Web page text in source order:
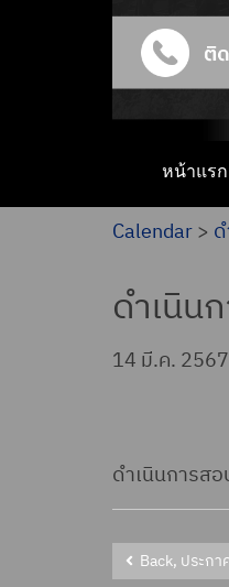
หน้าแรก
Calendar>
ดำเนิน
14 มี.ค. 2567
ดำเนินการส
Back, ประก